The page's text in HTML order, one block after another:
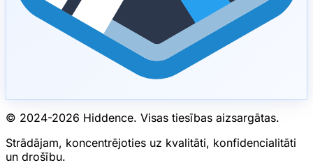
© 2024-2026 Hiddence. Visas tiesības aizsargātas.
Strādājam, koncentrējoties uz kvalitāti, konfidencialitāti
un drošību.